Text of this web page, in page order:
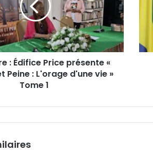
: Édifice Price présente «
Peine : L'orage d'une vie »
Tome 1